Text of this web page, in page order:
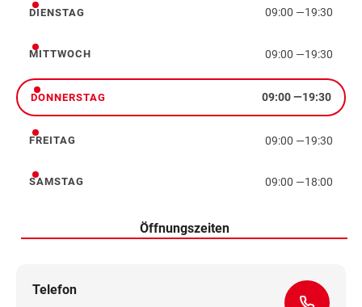
Dienstag
DIENSTAG 09:00 —19:30
Mittwoch
MITTWOCH 09:00 —19:30
Donnerstag
DONNERSTAG 09:00—19:30
Freitag
FREITAG 09:00 —19:30
Samstag
SAMSTAG 09:00 —18:00
Öffnungszeiten
Telefon